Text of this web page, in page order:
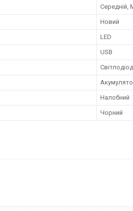
Середній,
Новий
LED
USB
Налобний
Чорний